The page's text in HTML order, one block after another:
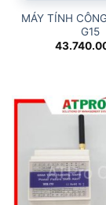
MÁY TÍNH
G15